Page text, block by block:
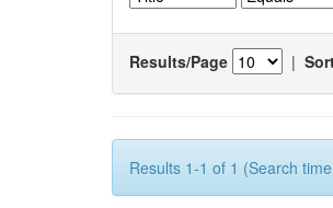
Results/Page |
Results 1-1 of 1 (Search